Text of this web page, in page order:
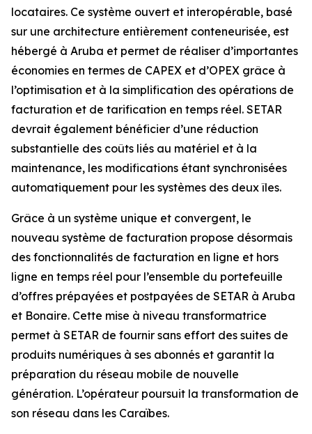
locataires. Ce système ouvert et interopérable, basé
sur une architecture entièrement conteneurisée, est
hébergé à Aruba et permet de réaliser d’importantes
économies en termes de CAPEX et d’OPEX grâce à
l’optimisation et à la simplification des opérations de
facturation et de tarification en temps réel. SETAR
devrait également bénéficier d’une réduction
substantielle des coûts liés au matériel et à la
maintenance, les modifications étant synchronisées
automatiquement pour les systèmes des deux îles.
Grâce à un système unique et convergent, le
nouveau système de facturation propose désormais
des fonctionnalités de facturation en ligne et hors
ligne en temps réel pour l’ensemble du portefeuille
d’offres prépayées et postpayées de SETAR à Aruba
et Bonaire. Cette mise à niveau transformatrice
permet à SETAR de fournir sans effort des suites de
produits numériques à ses abonnés et garantit la
préparation du réseau mobile de nouvelle
génération. L’opérateur poursuit la transformation de
son réseau dans les Caraïbes.